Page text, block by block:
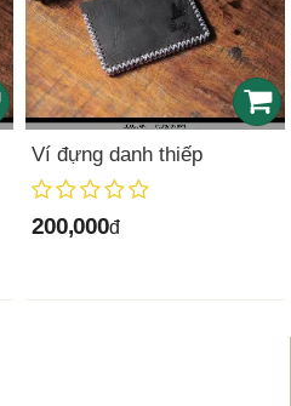
Ví đựng danh thiếp
200,000đ